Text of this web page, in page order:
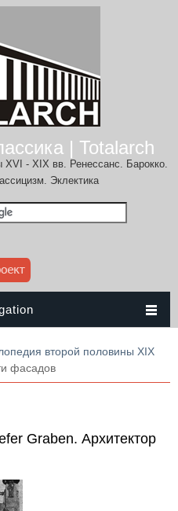
| Totalarch
XVI - XIX вв. Ренессанс. Барокко.
Эклектика
второй половины XIX
фасадов
Graben. Архитектор